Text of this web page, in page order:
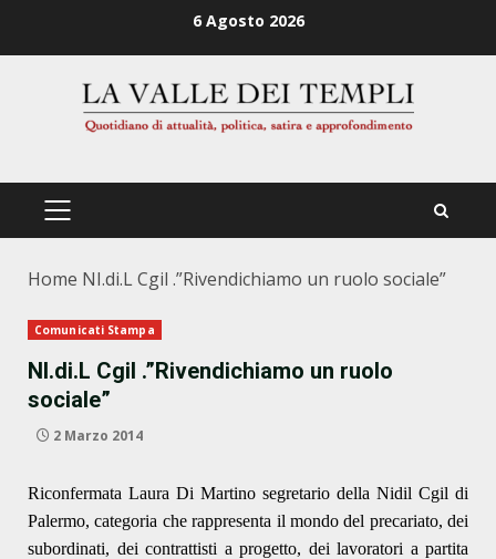
6 Agosto 2026
PRIMÄRES
Home NI.di.L Cgil .”Rivendichiamo un ruolo sociale”
Comunicati Stampa
NI.di.L Cgil .”Rivendichiamo un ruolo
sociale”
2 Marzo 2014
Riconfermata Laura Di Martino segretario della Nidil Cgil di
Palermo, categoria che rappresenta il mondo del precariato, dei
subordinati, dei contrattisti a progetto, dei lavoratori a partita